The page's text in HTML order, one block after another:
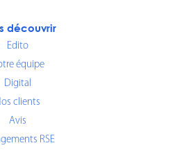
découvrir
Edito
équipe
Digital
clients
Avis
RSE